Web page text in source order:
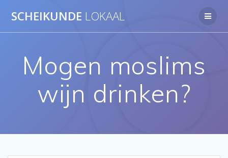
naar
SCHEIKUNDE LOKAAL
Mogen moslims
wijn drinken?